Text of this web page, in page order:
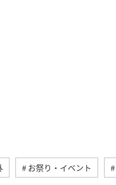
お祭り・イベント